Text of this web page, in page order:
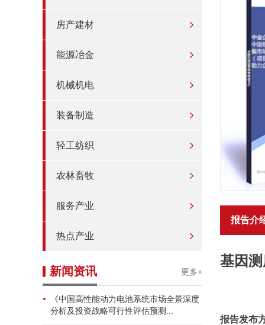
房产建材
能源冶金
机械机电
装备制造
轻工纺织
农林畜牧
服务产业
热点产业
新闻资讯 更多+
《中国高性能动力电池系统市场全景深度
分析及投资战略可行性评估预测...
报告介
基因
报告发布